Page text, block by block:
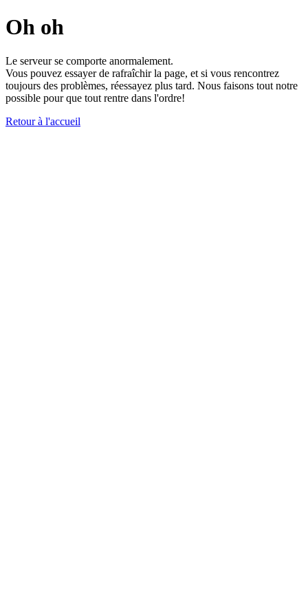
Oh oh
Le serveur se comporte anormalement.
Vous pouvez essayer de rafraîchir la page, et si vous rencontrez
toujours des problèmes, réessayez plus tard. Nous faisons tout notre
possible pour que tout rentre dans l'ordre!
Retour à l'accueil